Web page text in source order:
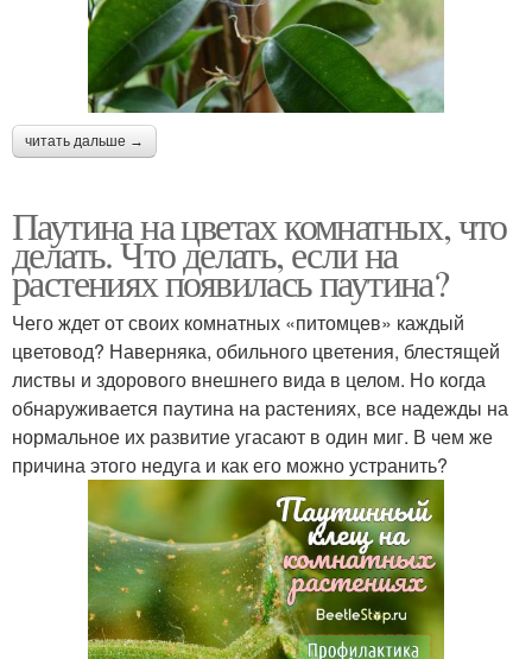
читать дальше →
Паутина на цветах комнатных, что
делать. Что делать, если на
растениях появилась паутина?
Чего ждет от своих комнатных «питомцев» каждый
цветовод? Наверняка, обильного цветения, блестящей
листвы и здорового внешнего вида в целом. Но когда
обнаруживается паутина на растениях, все надежды на
нормальное их развитие угасают в один миг. В чем же
причина этого недуга и как его можно устранить?